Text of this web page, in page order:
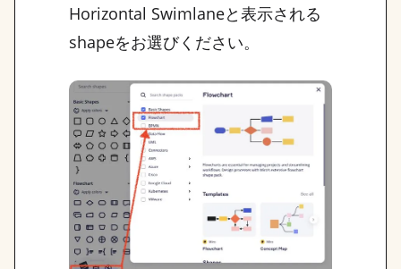
Horizontal Swimlaneと表示される
shapeをお選びください。